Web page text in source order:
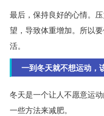
最后，保持良好的心情。
望，导致体重增加。所以
活。
一到冬天就不想运动，
冬天是一个让人不愿意运
一些方法来减肥。